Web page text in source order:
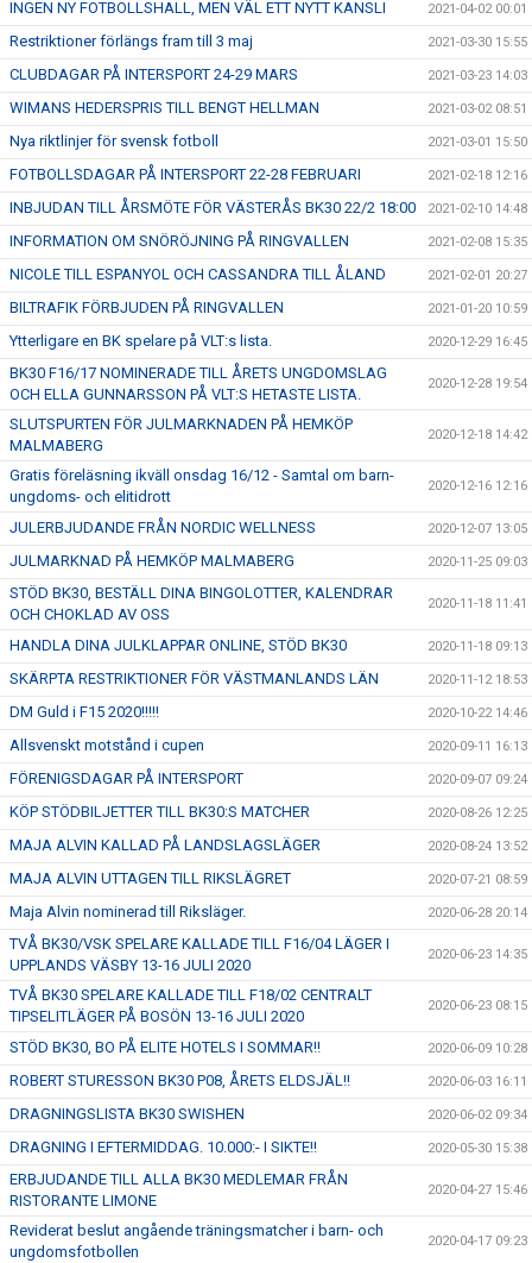
INGEN NY FOTBOLLSHALL, MEN VÄL ETT NYTT KANSLI 2021-04-02 00:01
Restriktioner förlängs fram till 3 maj 2021-03-30 15:55
CLUBDAGAR PÅ INTERSPORT 24-29 MARS 2021-03-23 14:03
WIMANS HEDERSPRIS TILL BENGT HELLMAN 2021-03-02 08:51
Nya riktlinjer för svensk fotboll 2021-03-01 15:50
FOTBOLLSDAGAR PÅ INTERSPORT 22-28 FEBRUARI 2021-02-18 12:16
INBJUDAN TILL ÅRSMÖTE FÖR VÄSTERÅS BK30 22/2 18:00 2021-02-10 14:48
INFORMATION OM SNÖRÖJNING PÅ RINGVALLEN 2021-02-08 15:35
NICOLE TILL ESPANYOL OCH CASSANDRA TILL ÅLAND 2021-02-01 20:27
BILTRAFIK FÖRBJUDEN PÅ RINGVALLEN 2021-01-20 10:59
Ytterligare en BK spelare på VLT:s lista. 2020-12-29 16:45
BK30 F16/17 NOMINERADE TILL ÅRETS UNGDOMSLAG
OCH ELLA GUNNARSSON PÅ VLT:S HETASTE LISTA.
2020-12-28 19:54
SLUTSPURTEN FÖR JULMARKNADEN PÅ HEMKÖP
MALMABERG
2020-12-18 14:42
Gratis föreläsning ikväll onsdag 16/12 - Samtal om barn-
ungdoms- och elitidrott
2020-12-16 12:16
JULERBJUDANDE FRÅN NORDIC WELLNESS 2020-12-07 13:05
JULMARKNAD PÅ HEMKÖP MALMABERG 2020-11-25 09:03
STÖD BK30, BESTÄLL DINA BINGOLOTTER, KALENDRAR
OCH CHOKLAD AV OSS
2020-11-18 11:41
HANDLA DINA JULKLAPPAR ONLINE, STÖD BK30 2020-11-18 09:13
SKÄRPTA RESTRIKTIONER FÖR VÄSTMANLANDS LÄN 2020-11-12 18:53
DM Guld i F15 2020!!!!! 2020-10-22 14:46
Allsvenskt motstånd i cupen 2020-09-11 16:13
FÖRENIGSDAGAR PÅ INTERSPORT 2020-09-07 09:24
KÖP STÖDBILJETTER TILL BK30:S MATCHER 2020-08-26 12:25
MAJA ALVIN KALLAD PÅ LANDSLAGSLÄGER 2020-08-24 13:52
MAJA ALVIN UTTAGEN TILL RIKSLÄGRET 2020-07-21 08:59
Maja Alvin nominerad till Riksläger. 2020-06-28 20:14
TVÅ BK30/VSK SPELARE KALLADE TILL F16/04 LÄGER I
UPPLANDS VÄSBY 13-16 JULI 2020
2020-06-23 14:35
TVÅ BK30 SPELARE KALLADE TILL F18/02 CENTRALT
TIPSELITLÄGER PÅ BOSÖN 13-16 JULI 2020
2020-06-23 08:15
STÖD BK30, BO PÅ ELITE HOTELS I SOMMAR!! 2020-06-09 10:28
ROBERT STURESSON BK30 P08, ÅRETS ELDSJÄL!! 2020-06-03 16:11
DRAGNINGSLISTA BK30 SWISHEN 2020-06-02 09:34
DRAGNING I EFTERMIDDAG. 10.000:- I SIKTE!! 2020-05-30 15:38
ERBJUDANDE TILL ALLA BK30 MEDLEMAR FRÅN
RISTORANTE LIMONE
2020-04-27 15:46
Reviderat beslut angående träningsmatcher i barn- och
ungdomsfotbollen
2020-04-17 09:23